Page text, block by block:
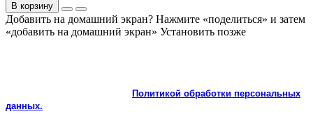
В корзину
Добавить на домашний экран? Нажмите «поделиться» и затем
«добавить на домашний экран» Установить позже
Политикой обработки персональных
данных.